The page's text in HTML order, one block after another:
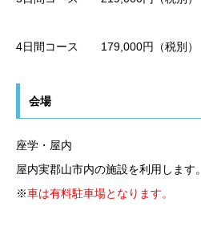
4日間コース 179,000円（税別）
会場
座学・屋内
屋内実郡山市内の施設を利用します。
※車は有料駐車場となります。